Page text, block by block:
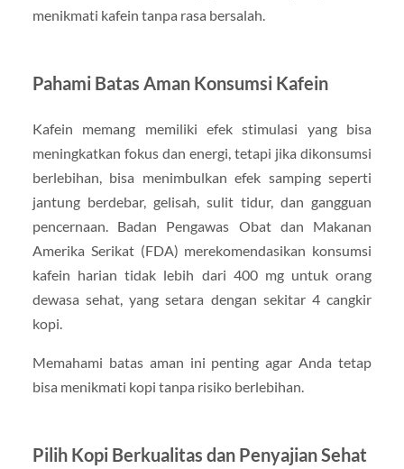
menikmati kafein tanpa rasa bersalah.
Pahami Batas Aman Konsumsi Kafein
Kafein memang memiliki efek stimulasi yang bisa
meningkatkan fokus dan energi, tetapi jika dikonsumsi
berlebihan, bisa menimbulkan efek samping seperti
jantung berdebar, gelisah, sulit tidur, dan gangguan
pencernaan. Badan Pengawas Obat dan Makanan
Amerika Serikat (FDA) merekomendasikan konsumsi
kafein harian tidak lebih dari 400 mg untuk orang
dewasa sehat, yang setara dengan sekitar 4 cangkir
kopi.
Memahami batas aman ini penting agar Anda tetap
bisa menikmati kopi tanpa risiko berlebihan.
Pilih Kopi Berkualitas dan Penyajian Sehat